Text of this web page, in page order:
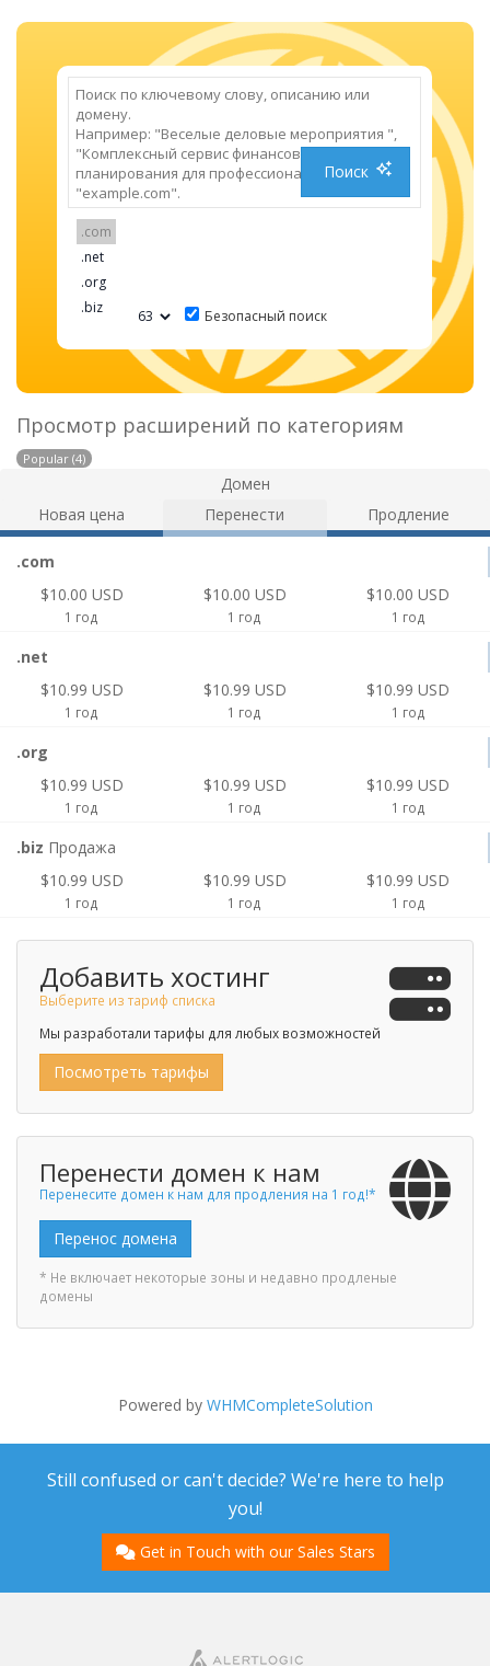
Поиск
Безопасный поиск
Просмотр расширений по категориям
Popular (4)
Домен
Новая цена
Перенести Продление
.com
$10.00 USD
1 год
$10.00 USD
1 год
$10.00 USD
1 год
.net
$10.99 USD
1 год
$10.99 USD
1 год
$10.99 USD
1 год
.org
$10.99 USD
1 год
$10.99 USD
1 год
$10.99 USD
1 год
.biz Продажа
$10.99 USD
1 год
$10.99 USD
1 год
$10.99 USD
1 год
Добавить хостинг
Выберите из тариф списка
Мы разработали тарифы для любых возможностей
Посмотреть тарифы
Перенести домен к нам
Перенесите домен к нам для продления на 1 год!*
Перенос домена
* Не включает некоторые зоны и недавно продленые
домены
Powered by WHMCompleteSolution
Still confused or can't decide? We're here to help
you!
Get in Touch with our Sales Stars